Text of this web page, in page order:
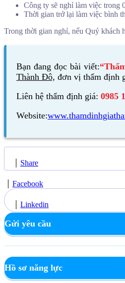
Công ty sẽ nghỉ làm việc trong
Thời gian trở lại làm việc bình
Trong thời gian nghỉ, nếu Quý khách
Bạn đang đọc bài viết:
Thành Đô, đơn vị thẩm định
Liên hệ thẩm định giá: 0985
Website:
Share
Facebook
Linkedin
Gửi yêu cầu
Hồ sơ năng lực